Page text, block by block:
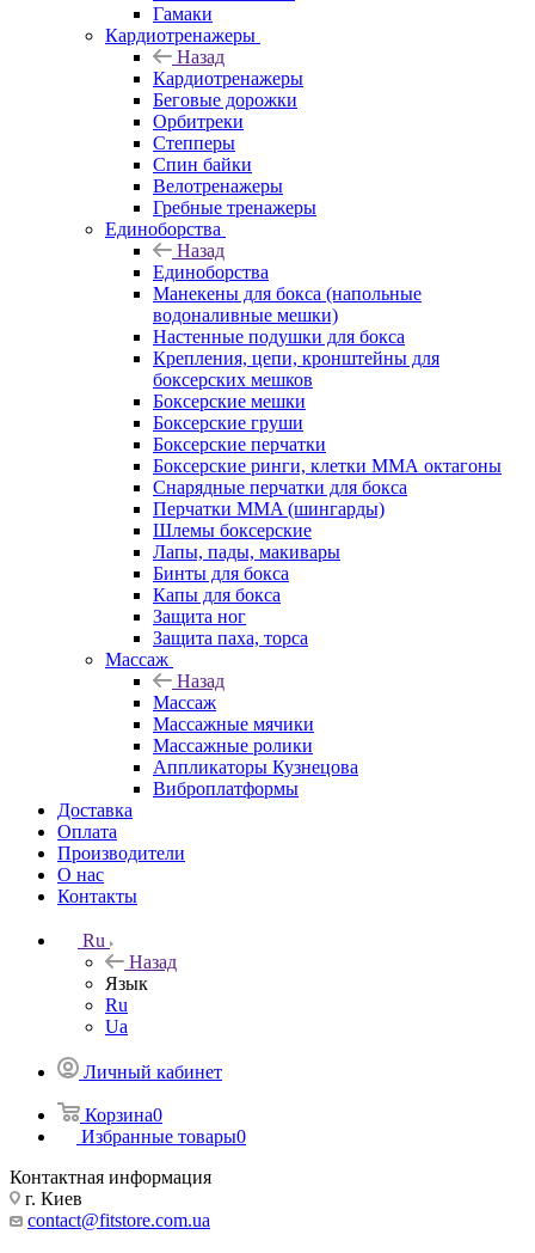
Гамаки
Кардиотренажеры
Назад
Кардиотренажеры
Беговые дорожки
Орбитреки
Степперы
Спин байки
Велотренажеры
Гребные тренажеры
Единоборства
Назад
Единоборства
Манекены для бокса (напольные
водоналивные мешки)
Настенные подушки для бокса
Крепления, цепи, кронштейны для
боксерских мешков
Боксерские мешки
Боксерские груши
Боксерские перчатки
Боксерские ринги, клетки ММА октагоны
Снарядные перчатки для бокса
Перчатки MMA (шингарды)
Шлемы боксерские
Лапы, пады, макивары
Бинты для бокса
Капы для бокса
Защита ног
Защита паха, торса
Массаж
Назад
Массаж
Массажные мячики
Массажные ролики
Аппликаторы Кузнецова
Виброплатформы
Доставка
Оплата
Производители
О нас
Контакты
Ru
Назад
Язык
Ru
Ua
Личный кабинет
Корзина0
Избранные товары0
Контактная информация
г. Киев
contact@fitstore.com.ua